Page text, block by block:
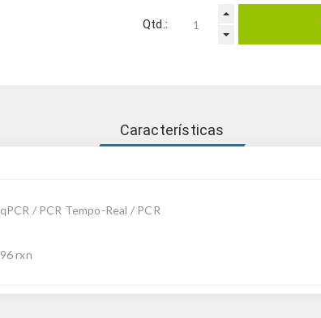
Qtd.:
Características
qPCR / PCR Tempo-Real / PCR
96 rxn